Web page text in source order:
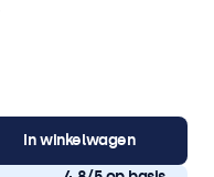
In winkelwagen